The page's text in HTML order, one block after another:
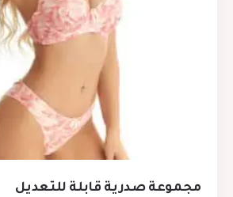
مجموعة صدرية قابلة للتعديل